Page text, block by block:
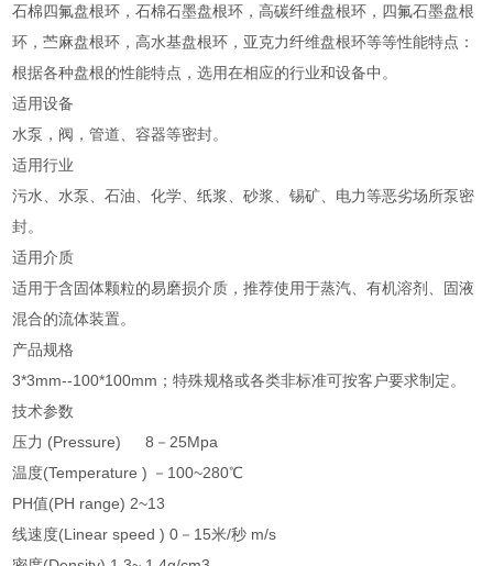
石棉四氟盘根环，石棉石墨盘根环，高碳纤维盘根环，四氟石墨盘根
环，苎麻盘根环，高水基盘根环，亚克力纤维盘根环等等性能特点：
根据各种盘根的性能特点，选用在相应的行业和设备中。
适用设备
水泵，阀，管道、容器等密封。
适用行业
污水、水泵、石油、化学、纸浆、砂浆、锡矿、电力等恶劣场所泵密
封。
适用介质
适用于含固体颗粒的易磨损介质，推荐使用于蒸汽、有机溶剂、固液
混合的流体装置。
产品规格
3*3mm--100*100mm；特殊规格或各类非标准可按客户要求制定。
技术参数
压力 (Pressure) 8－25Mpa
温度(Temperature ) －100~280℃
PH值(PH range) 2~13
线速度(Linear speed ) 0－15米/秒 m/s